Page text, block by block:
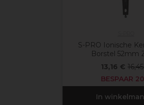
S-PRO Ionische
Borstel 52mm
13,16 €
BESPAAR
In